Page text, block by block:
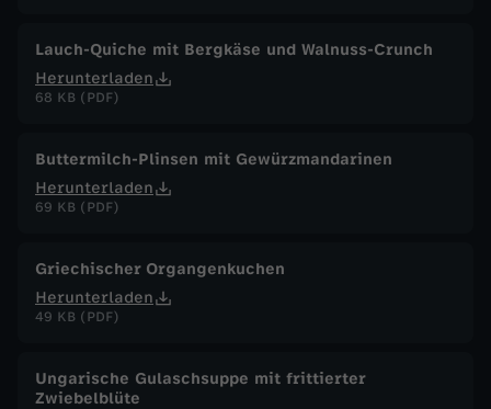
Lauch-Quiche mit Bergkäse und Walnuss-Crunch
Herunterladen
68 KB (PDF)
Buttermilch-Plinsen mit Gewürzmandarinen
Herunterladen
69 KB (PDF)
Griechischer Organgenkuchen
Herunterladen
49 KB (PDF)
Ungarische Gulaschsuppe mit frittierter
Zwiebelblüte